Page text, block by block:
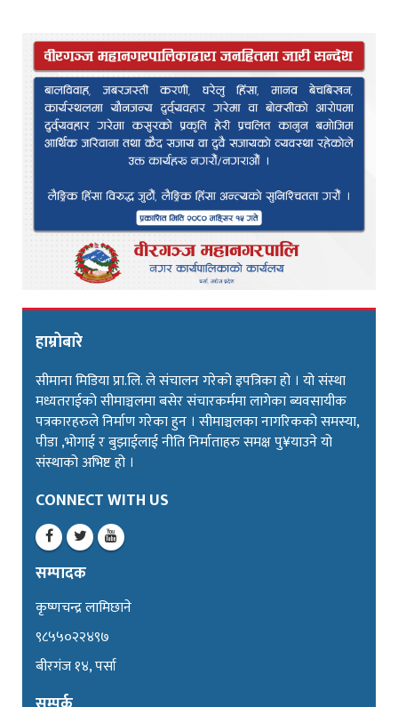
हाम्रोबारे
सीमाना मिडिया प्रा.लि. ले संचालन गरेको इपत्रिका हो । यो संस्था
मध्यतराईको सीमाञ्चलमा बसेर संचारकर्ममा लागेका ब्यवसायीक
पत्रकारहरुले निर्माण गरेका हुन । सीमाञ्चलका नागरिकको समस्या,
पीडा ,भोगाई र बुझाईलाई नीति निर्माताहरु समक्ष पु¥याउने यो
संस्थाको अभिष्ट हो ।
CONNECT WITH US
सम्पादक
कृष्णचन्द्र लामिछाने
९८५५०२२४९७
बीरगंज १४, पर्सा